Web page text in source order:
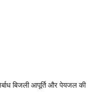
बिजली आपूर्ति और पेयजल की